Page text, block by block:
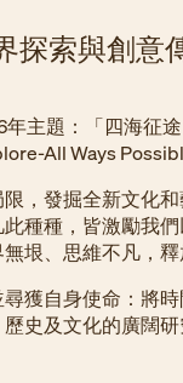
探索與創意
主題：「四海征途
All Ways
，發掘全新文化
種種，皆激勵我
垠、思維不凡，釋
獲自身使命：將
史及文化的廣闊研